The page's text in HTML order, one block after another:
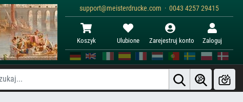
support@meisterdrucke.com · 0043 4257 29415
Koszyk Ulubione Zarejestruj konto Zaloguj